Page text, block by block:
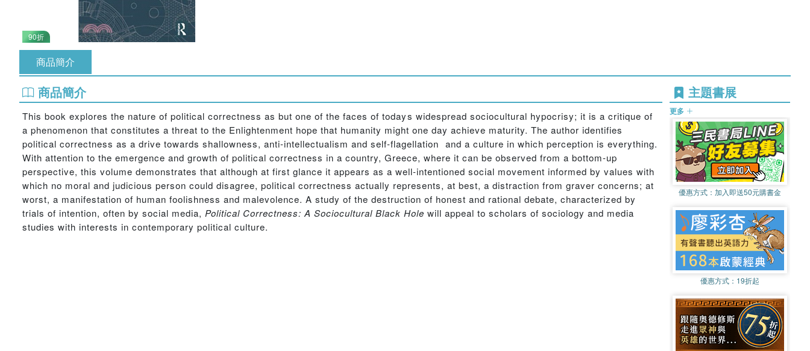
90折
商品簡介
商品簡介
This book explores the nature of political correctness as but one of the faces of todays widespread sociocultural hypocrisy; it is a critique of
a phenomenon that constitutes a threat to the Enlightenment hope that humanity might one day achieve maturity. The author identifies
political correctness as a drive towards shallowness, anti-intellectualism and self-flagellation  and a culture in which perception is everything.
With attention to the emergence and growth of political correctness in a country, Greece, where it can be observed from a bottom-up
perspective, this volume demonstrates that although at first glance it appears as a well-intentioned social movement informed by values with
which no moral and judicious person could disagree, political correctness actually represents, at best, a distraction from graver concerns; at
worst, a manifestation of human foolishness and malevolence. A study of the destruction of honest and rational debate, characterized by
trials of intention, often by social media, Political Correctness: A Sociocultural Black Hole will appeal to scholars of sociology and media
studies with interests in contemporary political culture.
主題書展
更多
優惠方式： 加入即送50元購書金
優惠方式： 19折起